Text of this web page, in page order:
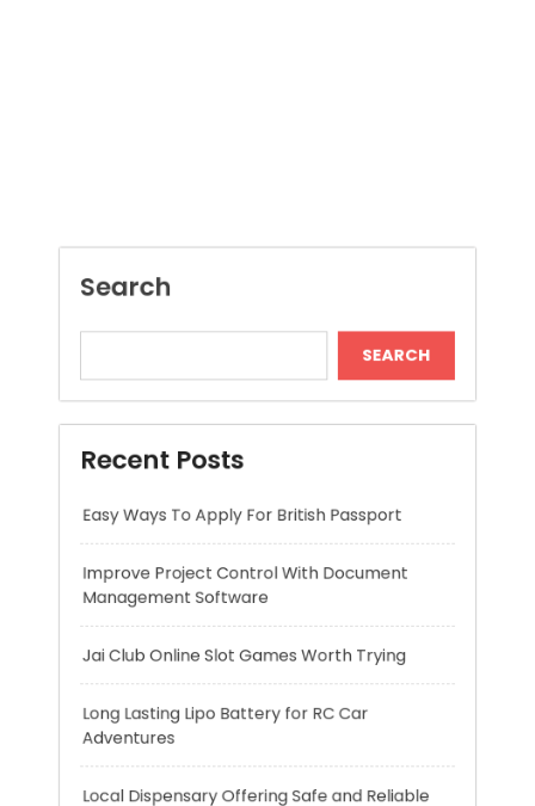
Recent Posts
Easy Ways To Apply For British Passport
Improve Project Control With Document
Management Software
Long Lasting Lipo Battery for RC Car
Adventures
Local Dispensary Offering Safe and Reliable
Options